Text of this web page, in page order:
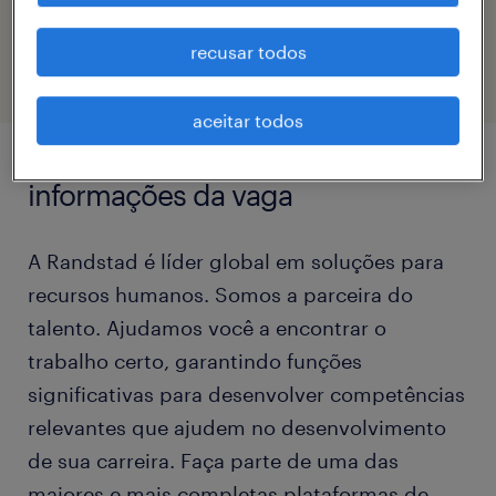
eTalent_JP-181656
informações da vaga
A Randstad é líder global em soluções para
recursos humanos. Somos a parceira do
talento. Ajudamos você a encontrar o
trabalho certo, garantindo funções
significativas para desenvolver competências
relevantes que ajudem no desenvolvimento
de sua carreira. Faça parte de uma das
recusar todos
aceitar todos